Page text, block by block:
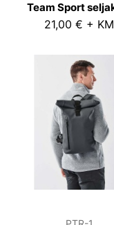
Team Sport
21,00 € + KM